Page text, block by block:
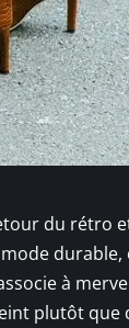
du rétro
durable,
à
plutôt que